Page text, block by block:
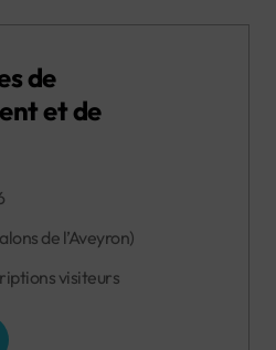
de
et de
de l’Aveyron)
visiteurs